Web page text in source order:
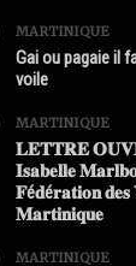
MARTINIQUE
Gai ou pagaie il
voile
MARTINIQUE
𝐋𝐄𝐓𝐓𝐑𝐄
𝐈𝐬𝐚𝐛𝐞𝐥𝐥𝐞
𝐅é𝐝é𝐫𝐚𝐭𝐢𝐨𝐧
𝐌𝐚𝐫𝐭𝐢𝐧𝐢𝐪𝐮𝐞
MARTINIQUE